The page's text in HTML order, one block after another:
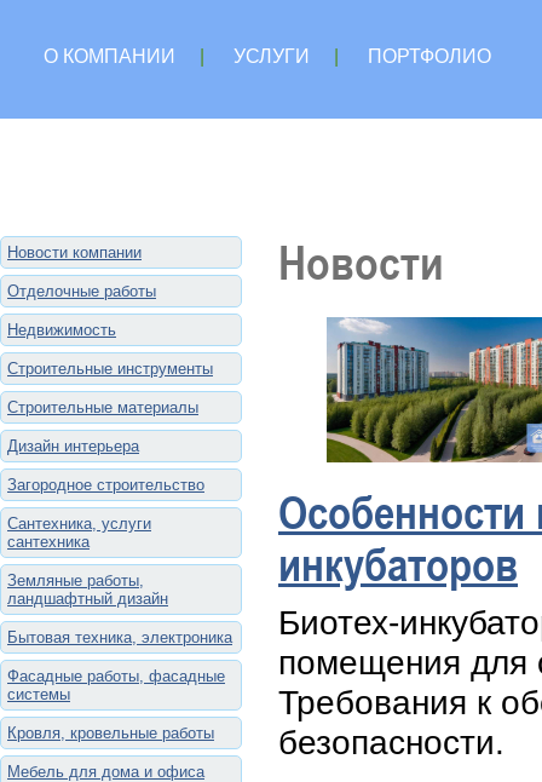
О КОМПАНИИ УСЛУГИ
ПОРТФОЛИО
Новости компании
Отделочные работы
Недвижимость
Строительные инструменты
Строительные материалы
Дизайн интерьера
Загородное строительство
Сантехника, услуги
сантехника
Земляные работы,
ландшафтный дизайн
Бытовая техника, электроника
Фасадные работы, фасадные
системы
Кровля, кровельные работы
Мебель для дома и офиса
Новости
Особенности
инкубаторов
Биотех-
помещения для
Требования к
безопасности.